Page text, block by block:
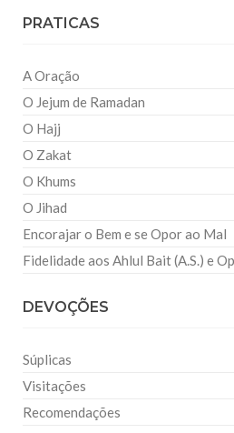
PRATICAS
A Oração
O Jejum de Ramadan
O Hajj
O Zakat
O Khums
O Jihad
Encorajar o Bem e se Opor ao Mal
Fidelidade aos Ahlul Bait (A.S.) e
DEVOÇÕES
Súplicas
Visitações
Recomendações